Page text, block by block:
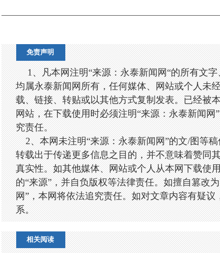
免责声明
1、凡本网注明“来源：永泰新闻网“的所有文
均属永泰新闻网所有，任何媒体、网站或个人未
载、链接、转贴或以其他方式复制发表。已经被
网站，在下载使用时必须注明“来源：永泰新闻网
究责任。
2、本网未注明“来源：永泰新闻网”的文/图等稿
转载出于传递更多信息之目的，并不意味着赞同
真实性。如其他媒体、网站或个人从本网下载使
的“来源”，并自负版权等法律责任。如擅自篡改
网”，本网将依法追究责任。如对文章内容有疑议
系。
相关阅读